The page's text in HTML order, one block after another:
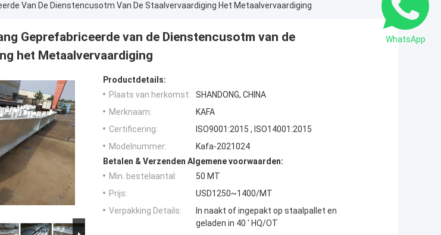
Van De Dienstencusotm Van De Staalvervaardiging Het Metaalvervaardiging
Geprefabriceerde van de Dienstencusotm van de
het Metaalvervaardiging
Productdetails:
Plaats van herkomst:
SHANDONG, CHINA
Merknaam:
KAFA
Certificering:
ISO9001:2015 , ISO14001:2015
Modelnummer:
Kafa-2021024
Betalen & Verzenden Algemene voorwaarden:
Min. bestelaantal:
50 MT
Prijs:
USD1250~1400/MT
Verpakking Details:
In naakt of ingepakt op staalpallet en
geladen in 40 ' HQ/OT
WhatsApp